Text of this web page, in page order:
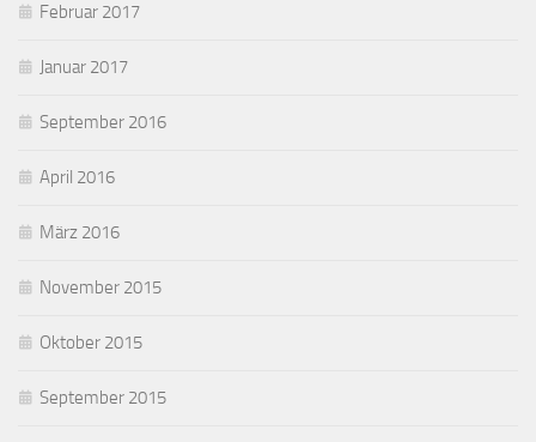
Februar 2017
Januar 2017
September 2016
April 2016
März 2016
November 2015
Oktober 2015
September 2015